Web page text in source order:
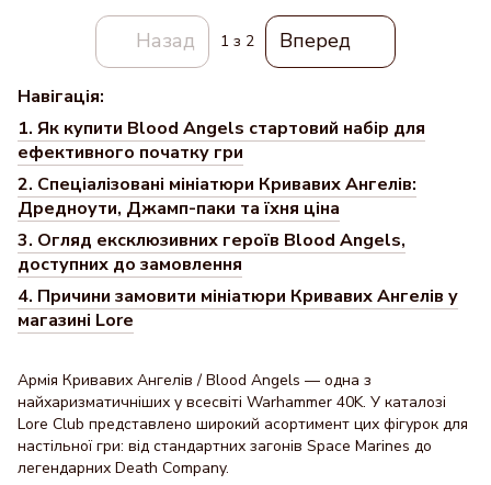
Назад 1 з 2 Вперед
Навігація:
1. Як купити Blood Angels стартовий набір для
ефективного початку гри
2. Спеціалізовані мініатюри Кривавих Ангелів:
Дредноути, Джамп-паки та їхня ціна
3. Огляд ексклюзивних героїв Blood Angels,
доступних до замовлення
4. Причини замовити мініатюри Кривавих Ангелів у
магазині Lore
Армія Кривавих Ангелів / Blood Angels — одна з
найхаризматичніших у всесвіті Warhammer 40K. У каталозі
Lore Club представлено широкий асортимент цих фігурок для
настільної гри: від стандартних загонів Space Marines до
легендарних Death Company.